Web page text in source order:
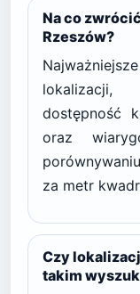
Na co
Rzeszów?
lokalizacji,
dostępność
oraz
za metr
Czy
takim